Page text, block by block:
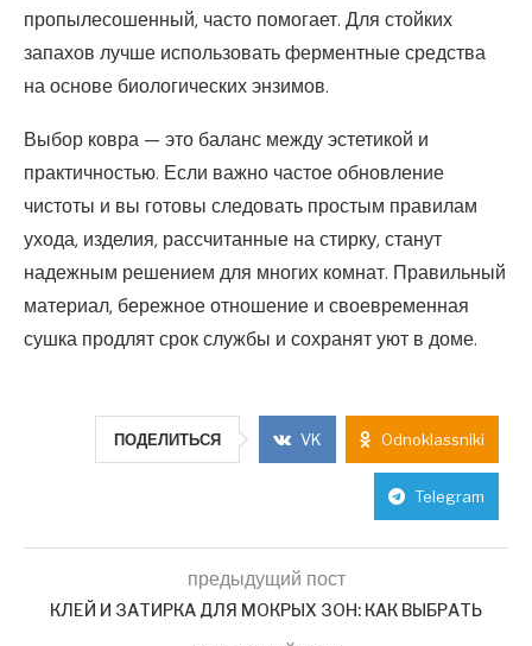
пропылесошенный, часто помогает. Для стойких
запахов лучше использовать ферментные средства
на основе биологических энзимов.
Выбор ковра — это баланс между эстетикой и
практичностью. Если важно частое обновление
чистоты и вы готовы следовать простым правилам
ухода, изделия, рассчитанные на стирку, станут
надежным решением для многих комнат. Правильный
материал, бережное отношение и своевременная
сушка продлят срок службы и сохранят уют в доме.
ПОДЕЛИТЬСЯ VK Odnoklassniki
Telegram
предыдущий пост
КЛЕЙ И ЗАТИРКА ДЛЯ МОКРЫХ ЗОН: КАК ВЫБРАТЬ